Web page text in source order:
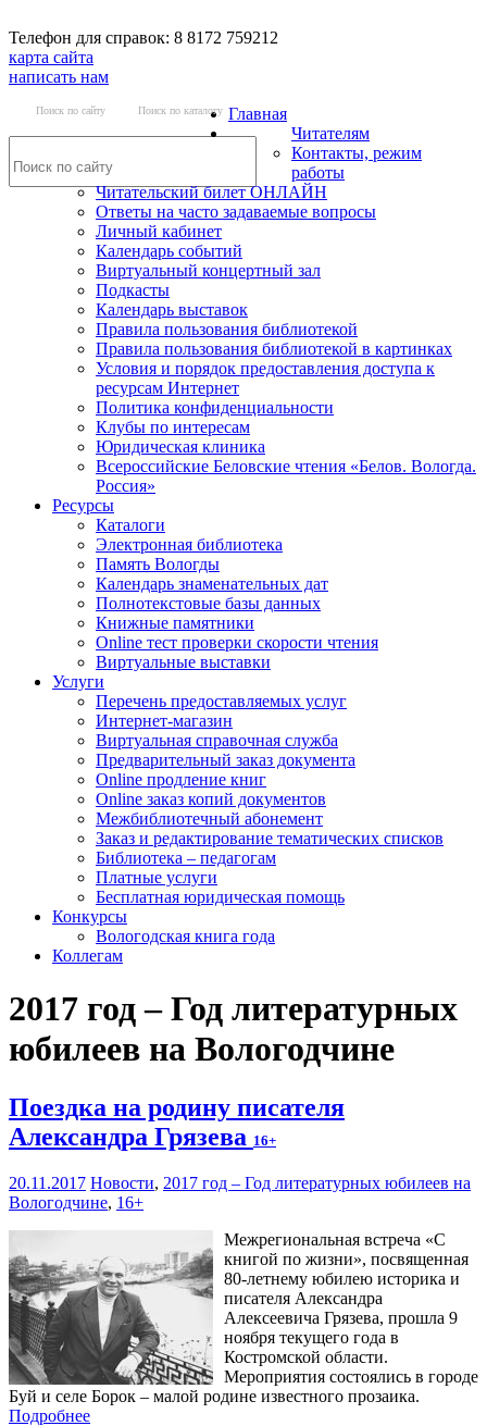
Телефон для справок: 8 8172 759212
карта сайта
написать нам
Поиск по сайту Поиск по каталогу Главная
Читателям
Контакты, режим
работы
Читательский билет ОНЛАЙН
Ответы на часто задаваемые вопросы
Личный кабинет
Календарь событий
Виртуальный концертный зал
Подкасты
Календарь выставок
Правила пользования библиотекой
Правила пользования библиотекой в картинках
Условия и порядок предоставления доступа к
ресурсам Интернет
Политика конфиденциальности
Клубы по интересам
Юридическая клиника
Всероссийские Беловские чтения «Белов. Вологда.
Россия»
Ресурсы
Каталоги
Электронная библиотека
Память Вологды
Календарь знаменательных дат
Полнотекстовые базы данных
Книжные памятники
Online тест проверки скорости чтения
Виртуальные выставки
Услуги
Перечень предоставляемых услуг
Интернет-магазин
Виртуальная справочная служба
Предварительный заказ документа
Online продление книг
Online заказ копий документов
Межбиблиотечный абонемент
Заказ и редактирование тематических списков
Библиотека – педагогам
Платные услуги
Бесплатная юридическая помощь
Конкурсы
Вологодская книга года
Коллегам
2017 год – Год литературных
юбилеев на Вологодчине
Поездка на родину писателя
Александра Грязева 16+
20.11.2017 Новости, 2017 год – Год литературных юбилеев на
Вологодчине, 16+
Межрегиональная встреча «С
книгой по жизни», посвященная
80-летнему юбилею историка и
писателя Александра
Алексеевича Грязева, прошла 9
ноября текущего года в
Костромской области.
Мероприятия состоялись в городе
Буй и селе Борок – малой родине известного прозаика.
Подробнее